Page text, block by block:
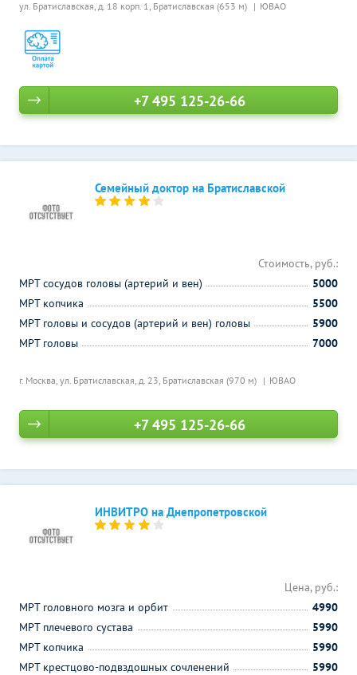
ул. Братиславская, д. 18 корп. 1, Братиславская (653 м) ЮВАО
+7 495 125-26-66
Семейный доктор на Братиславской
г. Москва, ул. Братиславская, д. 23, Братиславская (970 м) ЮВАО
Стоимость, руб.:
МРТ сосудов головы (артерий и вен)
5000
МРТ копчика
5500
МРТ головы и сосудов (артерий и вен) головы
5900
МРТ головы
7000
+7 495 125-26-66
ИНВИТРО на Днепропетровской
Цена, руб.:
МРТ головного мозга и орбит
4990
МРТ плечевого сустава
5990
МРТ копчика
5990
МРТ крестцово-подвздошных сочленений
5990